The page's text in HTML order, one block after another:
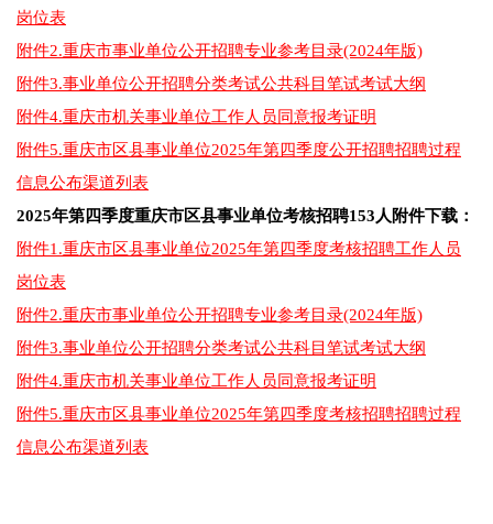
岗位表
附件2.重庆市事业单位公开招聘专业参考目录(2024年版)
附件3.事业单位公开招聘分类考试公共科目笔试考试大纲
附件4.重庆市机关事业单位工作人员同意报考证明
附件5.重庆市区县事业单位2025年第四季度公开招聘招聘过程
信息公布渠道列表
2025年第四季度重庆市区县事业单位考核招聘153人附件下载：
附件1.重庆市区县事业单位2025年第四季度考核招聘工作人员
岗位表
附件2.重庆市事业单位公开招聘专业参考目录(2024年版)
附件3.事业单位公开招聘分类考试公共科目笔试考试大纲
附件4.重庆市机关事业单位工作人员同意报考证明
附件5.重庆市区县事业单位2025年第四季度考核招聘招聘过程
信息公布渠道列表